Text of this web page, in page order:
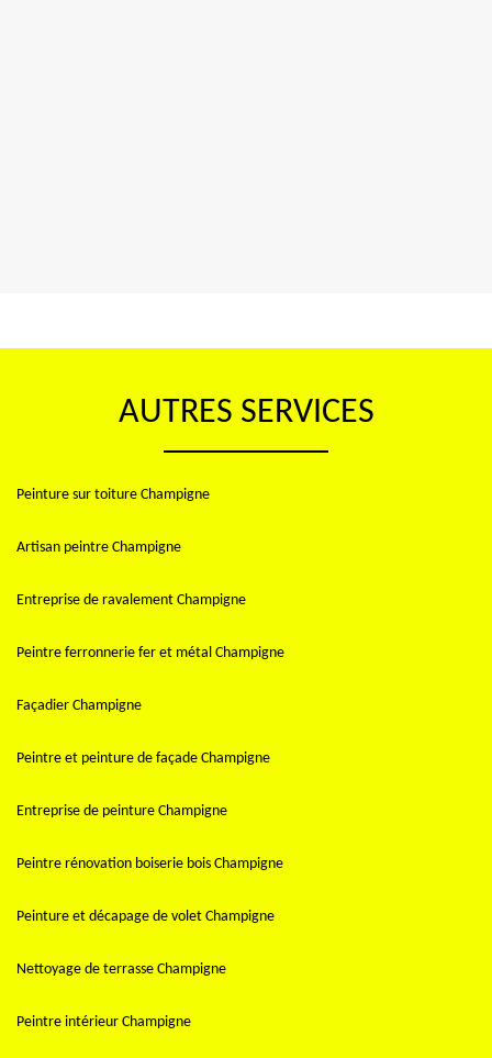
AUTRES SERVICES
Peinture sur toiture Champigne
Artisan peintre Champigne
Entreprise de ravalement Champigne
Peintre ferronnerie fer et métal Champigne
Façadier Champigne
Peintre et peinture de façade Champigne
Entreprise de peinture Champigne
Peintre rénovation boiserie bois Champigne
Peinture et décapage de volet Champigne
Nettoyage de terrasse Champigne
Peintre intérieur Champigne